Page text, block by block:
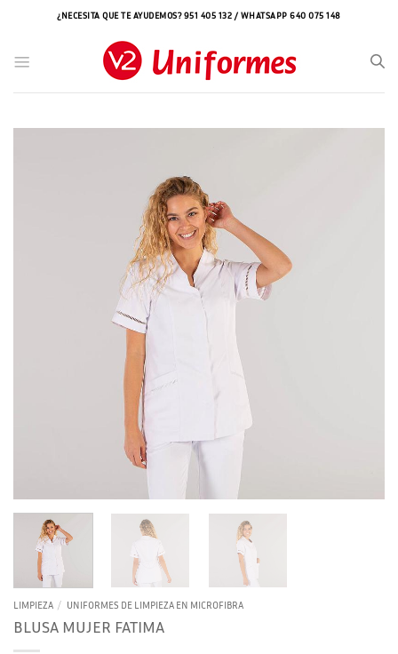
¿NECESITA QUE TE AYUDEMOS? 951 405 132 / WHATSAPP 640 075 148
LIMPIEZA / UNIFORMES DE LIMPIEZA EN MICROFIBRA
BLUSA MUJER FATIMA